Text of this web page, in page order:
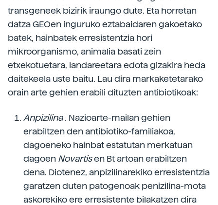
transgeneek bizirik iraungo dute. Eta horretan
datza GEOen inguruko eztabaidaren gakoetako
batek, hainbatek erresistentzia hori
mikroorganismo, animalia basati zein
etxekotuetara, landareetara edota gizakira heda
daitekeela uste baitu. Lau dira markaketetarako
orain arte gehien erabili dituzten antibiotikoak:
Anpizilina. Nazioarte-mailan gehien
erabiltzen den antibiotiko-familiakoa,
dagoeneko hainbat estatutan merkatuan
dagoen Novartisen Bt artoan erabiltzen
dena. Diotenez, anpizilinarekiko erresistentzia
garatzen duten patogenoak penizilina-mota
askorekiko ere erresistente bilakatzen dira